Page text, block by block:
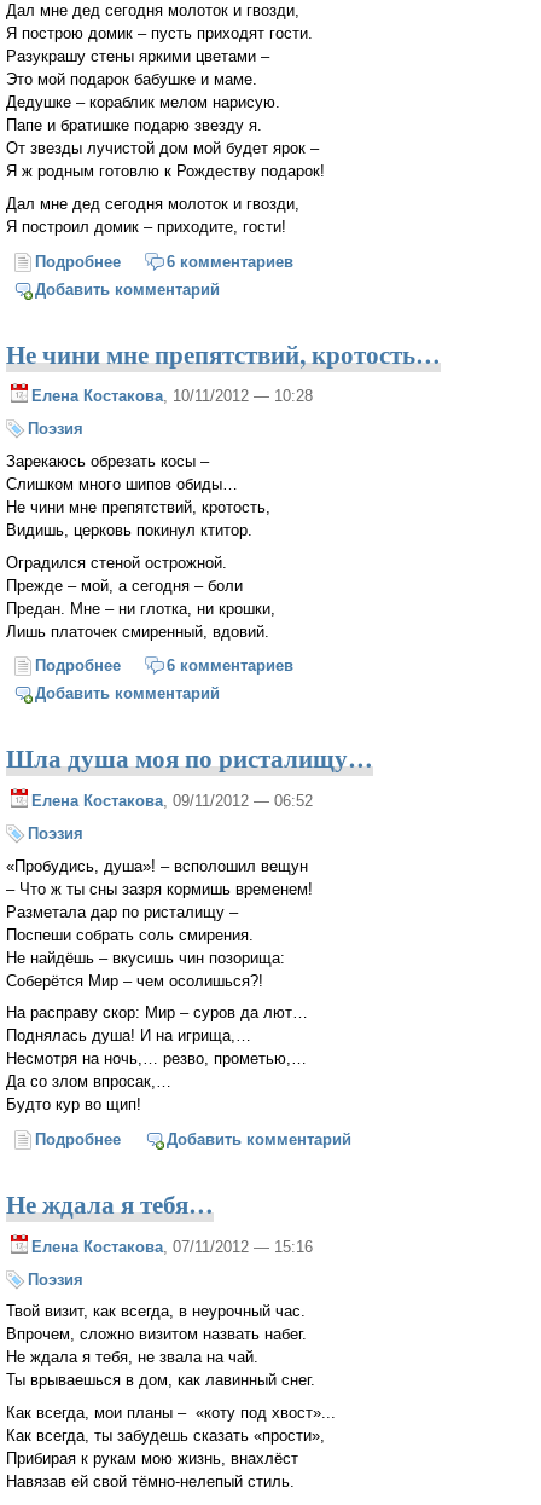
Дал мне дед сегодня молоток и гвозди,
Я построю домик – пусть приходят гости.
Разукрашу стены яркими цветами –
Это мой подарок бабушке и маме.
Дедушке – кораблик мелом нарисую.
Папе и братишке подарю звезду я.
От звезды лучистой дом мой будет ярок –
Я ж родным готовлю к Рождеству подарок!
Дал мне дед сегодня молоток и гвозди,
Я построил домик – приходите, гости!
Подробнее о Рождественский подарок
6 комментариев
Добавить комментарий
Не чини мне препятствий, кротость…
Елена Костакова, 10/11/2012 — 10:28
Поэзия
Зарекаюсь обрезать косы –
Слишком много шипов обиды…
Не чини мне препятствий, кротость,
Видишь, церковь покинул ктитор.
Оградился стеной острожной.
Прежде – мой, а сегодня – боли
Предан. Мне – ни глотка, ни крошки,
Лишь платочек смиренный, вдовий.
Подробнее о Не чини мне препятствий, кротость…
6 комментариев
Добавить комментарий
Шла душа моя по ристалищу…
Елена Костакова , 09/11/2012 — 06:52
Поэзия
«Пробудись, душа»! – всполошил вещун
– Что ж ты сны зазря кормишь временем!
Разметала дар по ристалищу –
Поспеши собрать соль смирения.
Не найдёшь – вкусишь чин позорища:
Соберётся Мир – чем осолишься?!
На расправу скор: Мир – суров да лют…
Поднялась душа! И на игрища,…
Несмотря на ночь,… резво, прометью,…
Да со злом впросак,…
Будто кур во щип!
Подробнее о Шла душа моя по ристалищу…
Добавить комментарий
Не ждала я тебя…
Елена Костакова , 07/11/2012 — 15:16
Поэзия
Твой визит, как всегда, в неурочный час.
Впрочем, сложно визитом назвать набег.
Не ждала я тебя, не звала на чай.
Ты врываешься в дом, как лавинный снег.
Как всегда, мои планы – «коту под хвост»...
Как всегда, ты забудешь сказать «прости»,
Прибирая к рукам мою жизнь, внахлёст
Навязав ей свой тёмно-нелепый стиль.